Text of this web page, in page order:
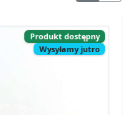
Produkt dostępny
Wysyłamy jutro